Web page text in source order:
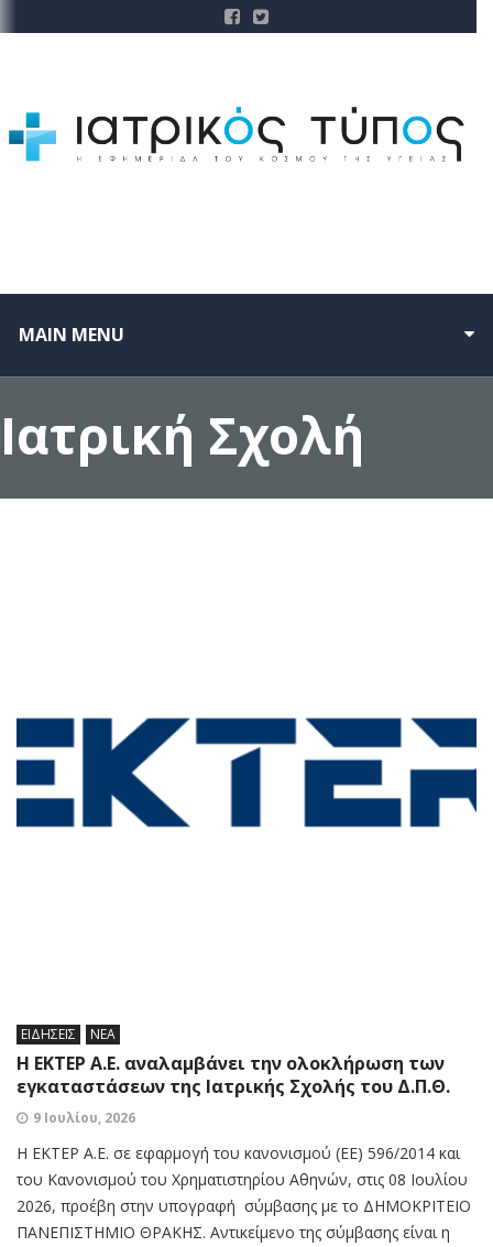
MAIN MENU
Ιατρική Σχολή
ΕΙΔΗΣΕΙΣ ΝΕΑ
Η ΕΚΤΕΡ Α.Ε. αναλαμβάνει την ολοκλήρωση των
εγκαταστάσεων της Ιατρικής Σχολής του Δ.Π.Θ.
9 Ιουλίου, 2026
Η ΕΚΤΕΡ Α.Ε. σε εφαρμογή του κανονισμού (ΕΕ) 596/2014 και
του Κανονισμού του Χρηματιστηρίου Αθηνών, στις 08 Ιουλίου
2026, προέβη στην υπογραφή σύμβασης με το ΔΗΜΟΚΡΙΤΕΙΟ
ΠΑΝΕΠΙΣΤΗΜΙΟ ΘΡΑΚΗΣ. Αντικείμενο της σύμβασης είναι η